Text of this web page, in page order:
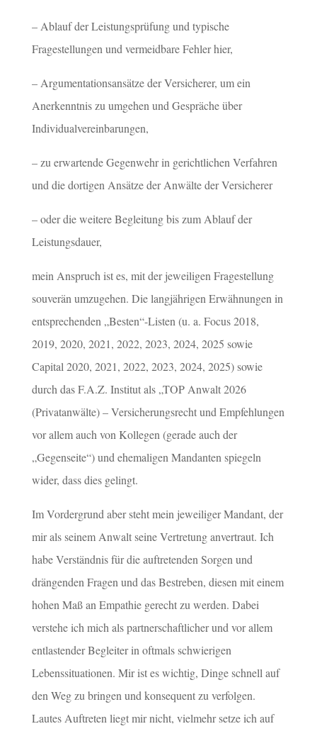
– Ablauf der Leistungsprüfung und typische
Fragestellungen und vermeidbare Fehler hier,
– Argumentationsansätze der Versicherer, um ein
Anerkenntnis zu umgehen und Gespräche über
Individualvereinbarungen,
– zu erwartende Gegenwehr in gerichtlichen Verfahren
und die dortigen Ansätze der Anwälte der Versicherer
– oder die weitere Begleitung bis zum Ablauf der
Leistungsdauer,
mein Anspruch ist es, mit der jeweiligen Fragestellung
souverän umzugehen. Die langjährigen Erwähnungen in
entsprechenden „Besten“-Listen (u. a. Focus 2018,
2019, 2020, 2021, 2022, 2023, 2024, 2025 sowie
Capital 2020, 2021, 2022, 2023, 2024, 2025) sowie
durch das F.A.Z. Institut als „TOP Anwalt 2026
(Privatanwälte) – Versicherungsrecht und Empfehlungen
vor allem auch von Kollegen (gerade auch der
„Gegenseite“) und ehemaligen Mandanten spiegeln
wider, dass dies gelingt.
Im Vordergrund aber steht mein jeweiliger Mandant, der
mir als seinem Anwalt seine Vertretung anvertraut. Ich
habe Verständnis für die auftretenden Sorgen und
drängenden Fragen und das Bestreben, diesen mit einem
hohen Maß an Empathie gerecht zu werden. Dabei
verstehe ich mich als partnerschaftlicher und vor allem
entlastender Begleiter in oftmals schwierigen
Lebenssituationen. Mir ist es wichtig, Dinge schnell auf
den Weg zu bringen und konsequent zu verfolgen.
Lautes Auftreten liegt mir nicht, vielmehr setze ich auf